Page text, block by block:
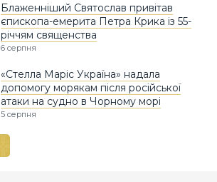
Блаженніший Святослав привітав
єпископа-емерита Петра Крика із 55-
річчям священства
6 серпня
«Стелла Маріс Україна» надала
допомогу морякам після російської
атаки на судно в Чорному морі
5 серпня